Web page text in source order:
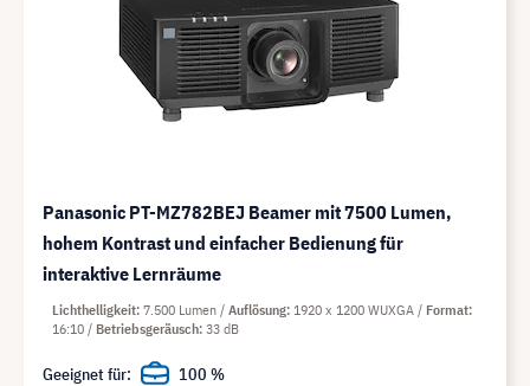
Panasonic PT-MZ782BEJ Beamer mit 7500 Lumen,
hohem Kontrast und einfacher Bedienung für
interaktive Lernräume
Lichthelligkeit 7.500 Lumen Auflösung 1920 x 1200 WUXGA
Format
16:10
Betriebsgeräusch 33 dB
Geeignet für: 100 %